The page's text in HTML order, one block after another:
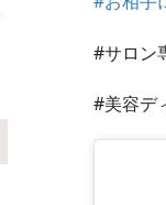
#サロン
#美容デ